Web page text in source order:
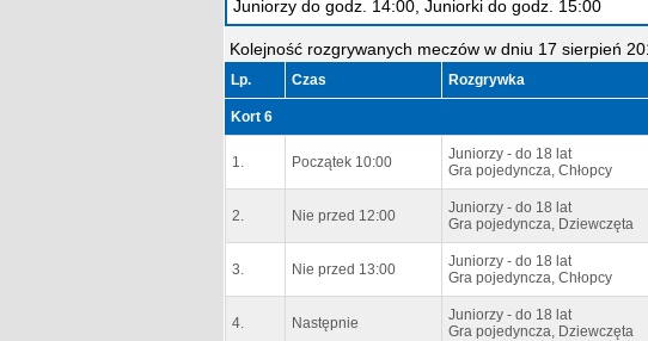
Juniorzy do godz. 14:00, Juniorki do godz. 15:00
Kolejność rozgrywanych meczów w dniu 17 sierpień
Lp. Czas Rozgrywka
Kort 6
1. Początek 10:00
Juniorzy - do 18 lat
Gra pojedyncza, Chłopcy
2. Nie przed 12:00
Juniorzy - do 18 lat
Gra pojedyncza, Dziewczęta
3. Nie przed 13:00
Juniorzy - do 18 lat
Gra pojedyncza, Chłopcy
4. Następnie
Juniorzy - do 18 lat
Gra pojedyncza, Dziewczęta